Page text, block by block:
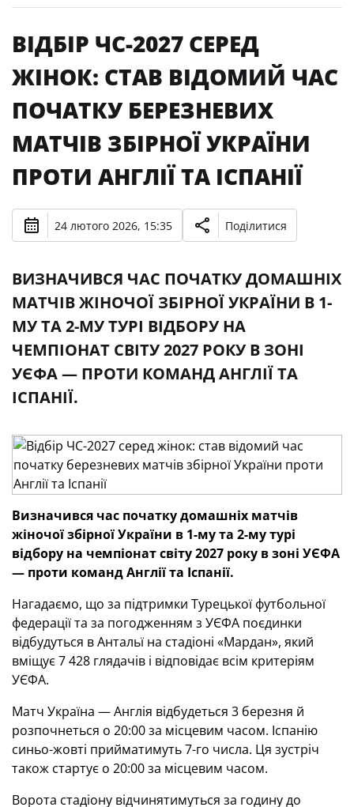
ВІДБІР ЧС-2027 СЕРЕД
ЖІНОК: СТАВ ВІДОМИЙ ЧАС
ПОЧАТКУ БЕРЕЗНЕВИХ
МАТЧІВ ЗБІРНОЇ УКРАЇНИ
ПРОТИ АНГЛІЇ ТА ІСПАНІЇ
24 лютого 2026, 15:35 Поділитися
ВИЗНАЧИВСЯ ЧАС ПОЧАТКУ ДОМАШНІХ
МАТЧІВ ЖІНОЧОЇ ЗБІРНОЇ УКРАЇНИ В 1-
МУ ТА 2-МУ ТУРІ ВІДБОРУ НА
ЧЕМПІОНАТ СВІТУ 2027 РОКУ В ЗОНІ
УЄФА — ПРОТИ КОМАНД АНГЛІЇ ТА
ІСПАНІЇ.
Визначився час початку домашніх матчів
жіночої збірної України в 1-му та 2-му турі
відбору на чемпіонат світу 2027 року в зоні УЄФА
— проти команд Англії та Іспанії.
Нагадаємо, що за підтримки Турецької футбольної
федерації та за погодженням з УЄФА поєдинки
відбудуться в Антальї на стадіоні «Мардан», який
вміщує 7 428 глядачів і відповідає всім критеріям
УЄФА.
Матч Україна — Англія відбудеться 3 березня й
розпочнеться о 20:00 за місцевим часом. Іспанію
синьо-жовті прийматимуть 7-го числа. Ця зустріч
також стартує о 20:00 за місцевим часом.
Ворота стадіону відчинятимуться за годину до